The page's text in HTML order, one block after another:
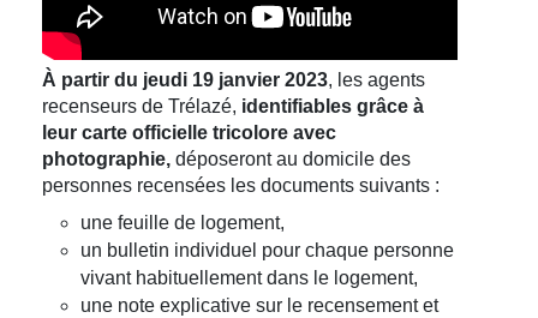
À partir du jeudi 19 janvier 2023, les agents
recenseurs de Trélazé, identifiables grâce à
leur carte officielle tricolore avec
photographie, déposeront au domicile des
personnes recensées les documents suivants :
une feuille de logement,
un bulletin individuel pour chaque personne
vivant habituellement dans le logement,
une note explicative sur le recensement et